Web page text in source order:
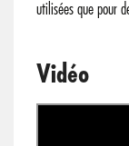
utilisées que pour
Vidéo